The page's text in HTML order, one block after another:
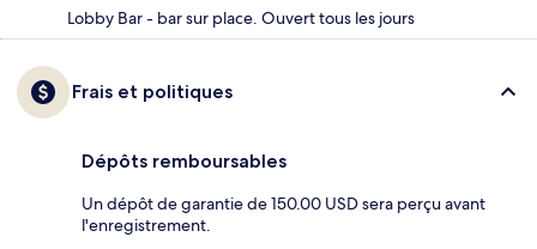
Lobby Bar - bar sur place. Ouvert tous les jours
Frais et politiques
Dépôts remboursables
Un dépôt de garantie de 150.00 USD sera perçu avant
l'enregistrement.